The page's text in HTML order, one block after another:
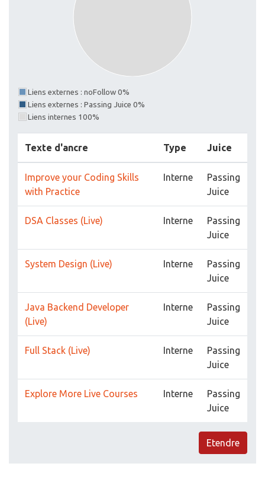
Liens externes : noFollow 0%
Liens externes : Passing Juice 0%
Liens internes 100%
Texte d'ancre Type Juice
Improve your Coding Skills
with Practice
Interne
Passing
Juice
DSA Classes (Live) Interne
Passing
Juice
System Design (Live) Interne
Passing
Juice
Java Backend Developer
(Live)
Interne
Passing
Juice
Full Stack (Live) Interne
Passing
Juice
Explore More Live Courses Interne
Passing
Juice
Etendre